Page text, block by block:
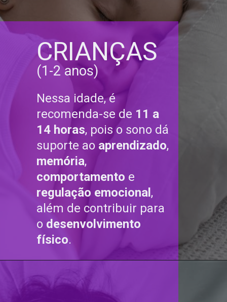
CRIANÇAS
(1-2 anos)
Nessa idade, é
recomenda-se de 11 a
14 horas, pois o sono dá
suporte ao aprendizado,
memória,
comportamento e
regulação emocional ,
além de contribuir para
o desenvolvimento
físico.